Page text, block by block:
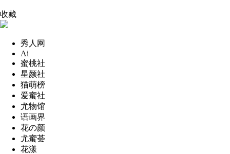
收藏
秀人网
Ai
蜜桃社
星颜社
猫萌榜
爱蜜社
尤物馆
语画界
花の颜
尤蜜荟
花漾